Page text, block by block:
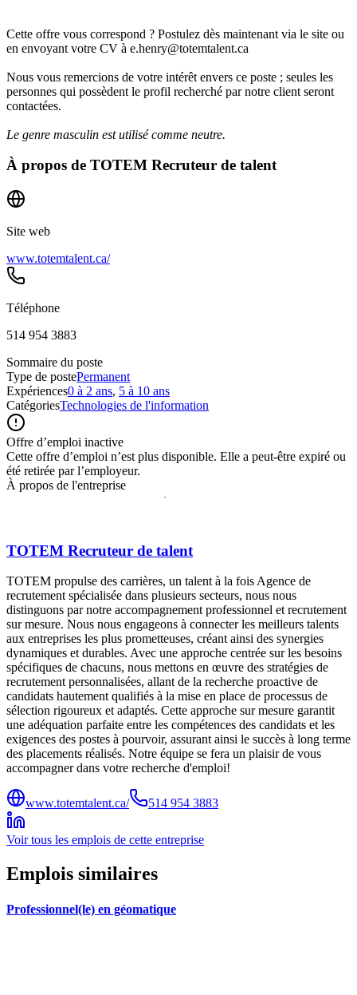
Cette offre vous correspond ? Postulez dès maintenant via le site ou
en envoyant votre CV à e.henry@totemtalent.ca
Nous vous remercions de votre intérêt envers ce poste ; seules les
personnes qui possèdent le profil recherché par notre client seront
contactées.
Le genre masculin est utilisé comme neutre.
À propos de TOTEM Recruteur de talent
Site web
www.totemtalent.ca/
Téléphone
514 954 3883
Sommaire du poste
Type de postePermanent
Expériences0 à 2 ans, 5 à 10 ans
CatégoriesTechnologies de l'information
Offre d’emploi inactive
Cette offre d’emploi n’est plus disponible. Elle a peut-être expiré ou
été retirée par l’employeur.
À propos de l'entreprise
TOTEM Recruteur de talent
TOTEM propulse des carrières, un talent à la fois Agence de
recrutement spécialisée dans plusieurs secteurs, nous nous
distinguons par notre accompagnement professionnel et recrutement
sur mesure. Nous nous engageons à connecter les meilleurs talents
aux entreprises les plus prometteuses, créant ainsi des synergies
dynamiques et durables. Avec une approche centrée sur les besoins
spécifiques de chacuns, nous mettons en œuvre des stratégies de
recrutement personnalisées, allant de la recherche proactive de
candidats hautement qualifiés à la mise en place de processus de
sélection rigoureux et adaptés. Cette approche sur mesure garantit
une adéquation parfaite entre les compétences des candidats et les
exigences des postes à pourvoir, assurant ainsi le succès à long terme
des placements réalisés. Notre équipe se fera un plaisir de vous
accompagner dans votre recherche d'emploi!
www.totemtalent.ca/ 514 954 3883
Voir tous les emplois de cette entreprise
Emplois similaires
Professionnel(le) en géomatique